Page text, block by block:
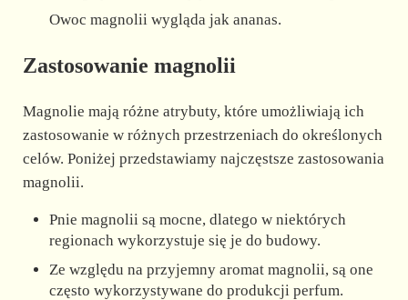
Owoc magnolii wygląda jak ananas.
Zastosowanie magnolii
Magnolie mają różne atrybuty, które umożliwiają ich
zastosowanie w różnych przestrzeniach do określonych
celów. Poniżej przedstawiamy najczęstsze zastosowania
magnolii.
Pnie magnolii są mocne, dlatego w niektórych
regionach wykorzystuje się je do budowy.
Ze względu na przyjemny aromat magnolii, są one
często wykorzystywane do produkcji perfum.